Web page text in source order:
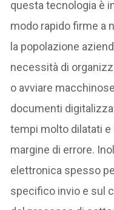
questa tecnologia è
modo rapido firme a
la popolazione
necessità di
o avviare
documenti
tempi molto dilatati
margine di errore.
elettronica spesso
specifico invio e sul